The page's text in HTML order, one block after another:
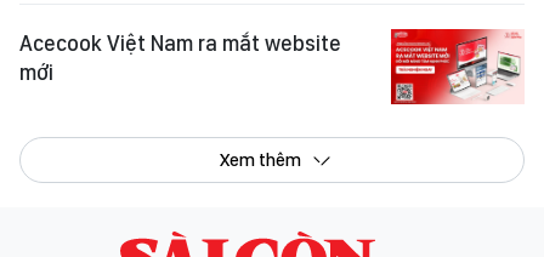
Acecook Việt Nam ra mắt website
mới
Xem thêm